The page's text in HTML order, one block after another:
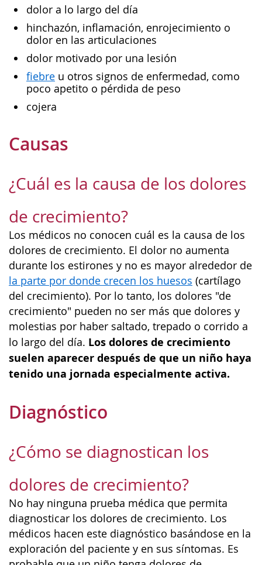
dolor a lo largo del día
hinchazón, inflamación, enrojecimiento o
dolor en las articulaciones
dolor motivado por una lesión
fiebre u otros signos de enfermedad, como
poco apetito o pérdida de peso
cojera
Causas
¿Cuál es la causa de los dolores
de crecimiento?
Los médicos no conocen cuál es la causa de los
dolores de crecimiento. El dolor no aumenta
durante los estirones y no es mayor alrededor de
la parte por donde crecen los huesos (cartílago
del crecimiento). Por lo tanto, los dolores "de
crecimiento" pueden no ser más que dolores y
molestias por haber saltado, trepado o corrido a
lo largo del día. Los dolores de crecimiento
suelen aparecer después de que un niño haya
tenido una jornada especialmente activa.
Diagnóstico
¿Cómo se diagnostican los
dolores de crecimiento?
No hay ninguna prueba médica que permita
diagnosticar los dolores de crecimiento. Los
médicos hacen este diagnóstico basándose en la
exploración del paciente y en sus síntomas. Es